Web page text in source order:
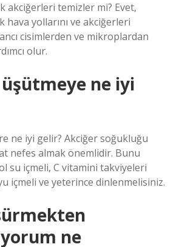
akciğerleri temizler mi? Evet,
hava yollarını ve akciğerleri
cisimlerden ve mikroplardan
olur.
ne iyi
ne iyi gelir? Akciğer soğukluğu
nefes almak önemlidir. Bunu
su içmeli, C vitamini takviyeleri
içmeli ve yeterince dinlenmelisiniz.
ne